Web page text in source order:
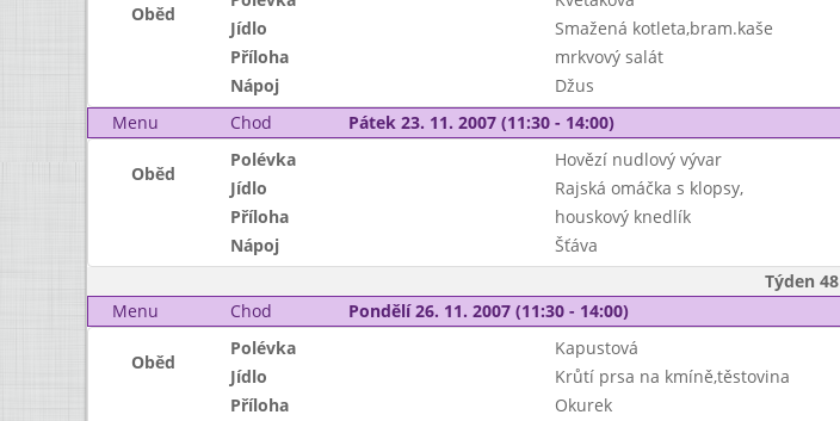
Oběd
Jídlo
Smažená kotleta,bram.kaše
Příloha
mrkvový salát
Nápoj
Džus
Menu
Chod Pátek 23. 11. 2007 (11:30 - 14:00)
Oběd
Polévka
Hovězí nudlový vývar
Jídlo
Rajská omáčka s klopsy,
Příloha
houskový knedlík
Nápoj
Šťáva
Týden 48
Menu
Chod Pondělí 26. 11. 2007 (11:30 - 14:00)
Oběd
Polévka
Kapustová
Jídlo
Krůtí prsa na kmíně,těstovina
Příloha
Okurek